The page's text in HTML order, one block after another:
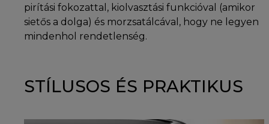
pirítási fokozattal, kiolvasztási funkcióval (amikor
sietős a dolga) és morzsatálcával, hogy ne legyen
mindenhol rendetlenség.
STÍLUSOS ÉS PRAKTIKUS